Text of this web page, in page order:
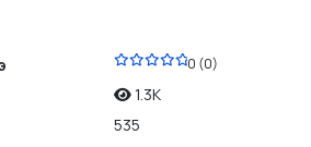
0 (0)
1.3K
535